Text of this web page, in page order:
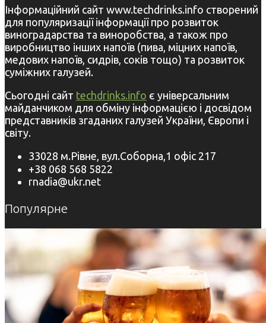
Інформаційний сайт www.techdrinks.info створений
для популяризації інформації про розвиток
виноградарства та виноробства, а також про
виробництво інших напоїв (пива, міцних напоїв,
медових напоїв, сидрів, соків тощо) та розвиток
суміжних галузей.
Сьогодні сайт techdrinks.info є універсальним
майданчиком для обміну інформацією і досвідом
представників згаданих галузей України, Європи і
світу.
33028 м.Рівне, вул.Соборна,1 офіс 217
+38 068 568 5822
rnadia@ukr.net
Популярне